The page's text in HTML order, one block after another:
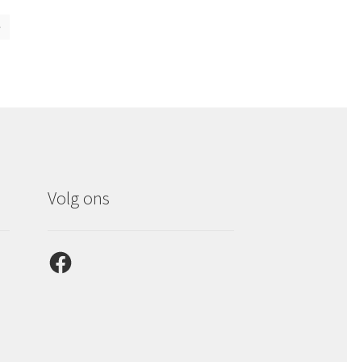
Volg ons
Facebook